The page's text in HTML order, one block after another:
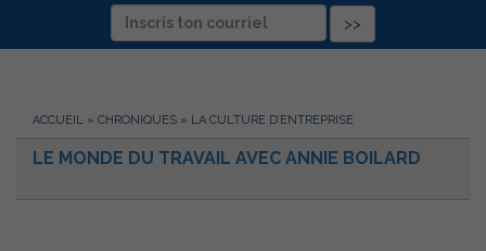
ACCUEIL » CHRONIQUES » LA CULTURE D’ENTREPRISE
LE MONDE DU TRAVAIL AVEC ANNIE BOILARD